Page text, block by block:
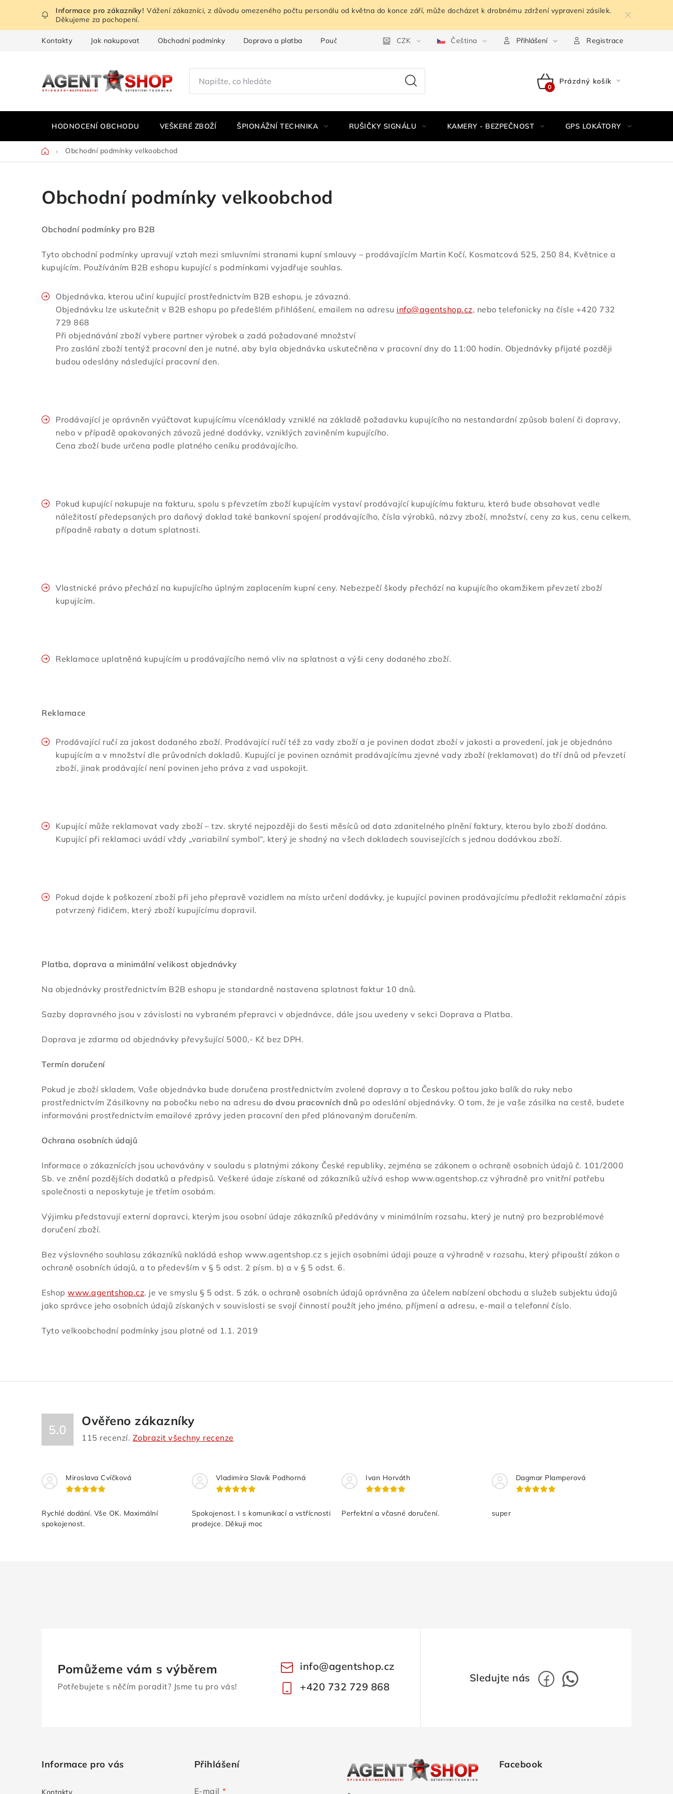
obsah
Vážení zákazníci, z důvodu omezeného počtu personálu od května do konce září, může docházet k drobnému zdržení vypraveni zásilek.
Děkujeme za pochopení.
Kontakty Jak nakupovat Obchodní podmínky Doprava a platba Poučení o odstoupení od smlouvy Podmínky ochrany osobních údajů Odstoupení od kupní
CZK Čeština Přihlášení Registrace
NÁKUPNÍ
Prázdný košík
HODNOCENÍ OBCHODU VEŠKERÉ ZBOŽÍ ŠPIONÁŽNÍ TECHNIKA RUŠIČKY SIGNÁLU KAMERY - BEZPEČNOST GPS LOKÁTORY
DomůObchodní podmínky velkoobchod
Obchodní podmínky velkoobchod
Obchodní podmínky pro B2B
Tyto obchodní podmínky upravují vztah mezi smluvními stranami kupní smlouvy – prodávajícím Martin Kočí, Kosmatcová 525, 250 84, Květnice a
kupujícím. Používáním B2B eshopu kupující s podmínkami vyjadřuje souhlas.
Objednávka, kterou učiní kupující prostřednictvím B2B eshopu, je závazná.
Objednávku lze uskutečnit v B2B eshopu po předešlém přihlášení, emailem na adresu info@agentshop.cz, nebo telefonicky na čísle +420 732
729 868
Při objednávání zboží vybere partner výrobek a zadá požadované množství
Pro zaslání zboží tentýž pracovní den je nutné, aby byla objednávka uskutečněna v pracovní dny do 11:00 hodin. Objednávky přijaté později
budou odeslány následující pracovní den.
Prodávající je oprávněn vyúčtovat kupujícímu vícenáklady vzniklé na základě požadavku kupujícího na nestandardní způsob balení či dopravy,
nebo v případě opakovaných závozů jedné dodávky, vzniklých zaviněním kupujícího.
Cena zboží bude určena podle platného ceníku prodávajícího.
Pokud kupující nakupuje na fakturu, spolu s převzetím zboží kupujícím vystaví prodávající kupujícímu fakturu, která bude obsahovat vedle
náležitostí předepsaných pro daňový doklad také bankovní spojení prodávajícího, čísla výrobků, názvy zboží, množství, ceny za kus, cenu celkem,
případně rabaty a datum splatnosti.
Vlastnické právo přechází na kupujícího úplným zaplacením kupní ceny. Nebezpečí škody přechází na kupujícího okamžikem převzetí zboží
kupujícím.
Reklamace uplatněná kupujícím u prodávajícího nemá vliv na splatnost a výši ceny dodaného zboží.
Reklamace
Prodávající ručí za jakost dodaného zboží. Prodávající ručí též za vady zboží a je povinen dodat zboží v jakosti a provedení, jak je objednáno
kupujícím a v množství dle průvodních dokladů. Kupující je povinen oznámit prodávajícímu zjevné vady zboží (reklamovat) do tří dnů od převzetí
zboží, jinak prodávající není povinen jeho práva z vad uspokojit.
Kupující může reklamovat vady zboží – tzv. skryté nejpozději do šesti měsíců od data zdanitelného plnění faktury, kterou bylo zboží dodáno.
Kupující při reklamaci uvádí vždy „variabilní symbol“, který je shodný na všech dokladech souvisejících s jednou dodávkou zboží.
Pokud dojde k poškození zboží při jeho přepravě vozidlem na místo určení dodávky, je kupující povinen prodávajícímu předložit reklamační zápis
potvrzený řidičem, který zboží kupujícímu dopravil.
Platba, doprava a minimální velikost objednávky
Na objednávky prostřednictvím B2B eshopu je standardně nastavena splatnost faktur 10 dnů.
Sazby dopravného jsou v závislosti na vybraném přepravci v objednávce, dále jsou uvedeny v sekci Doprava a Platba.
Doprava je zdarma od objednávky převyšující 5000,- Kč bez DPH.
Termín doručení
Pokud je zboží skladem, Vaše objednávka bude doručena prostřednictvím zvolené dopravy a to Českou poštou jako balík do ruky nebo
prostřednictvím Zásilkovny na pobočku nebo na adresu do dvou pracovních dnů po odeslání objednávky. O tom, že je vaše zásilka na cestě, budete
informováni prostřednictvím emailové zprávy jeden pracovní den před plánovaným doručením.
Ochrana osobních údajů
Informace o zákaznících jsou uchovávány v souladu s platnými zákony České republiky, zejména se zákonem o ochraně osobních údajů č. 101/2000
Sb. ve znění pozdějších dodatků a předpisů. Veškeré údaje získané od zákazníků užívá eshop www.agentshop.cz výhradně pro vnitřní potřebu
společnosti a neposkytuje je třetím osobám.
Výjimku představují externí dopravci, kterým jsou osobní údaje zákazníků předávány v minimálním rozsahu, který je nutný pro bezproblémové
doručení zboží.
Bez výslovného souhlasu zákazníků nakládá eshop www.agentshop.cz s jejich osobními údaji pouze a výhradně v rozsahu, který připouští zákon o
ochraně osobních údajů, a to především v § 5 odst. 2 písm. b) a v § 5 odst. 6.
Eshop www.agentshop.cz. je ve smyslu § 5 odst. 5 zák. o ochraně osobních údajů oprávněna za účelem nabízení obchodu a služeb subjektu údajů
jako správce jeho osobních údajů získaných v souvislosti se svojí činností použít jeho jméno, příjmení a adresu, e-mail a telefonní číslo.
Tyto velkoobchodní podmínky jsou platné od 1.1. 2019
5.0
Ověřeno zákazníky
115 recenzí. Zobrazit všechny recenze
Miroslava Cvíčková
Rychlé dodání. Vše OK. Maximální
spokojenost.
Vladimíra Slavík Podhorná
Spokojenost. I s komunikací a vstřícnosti
prodejce. Děkuji moc
Ivan Horváth
Perfektní a včasné doručení.
Dagmar Plamperová
super
Pomůžeme vám s výběrem
Potřebujete s něčím poradit? Jsme tu pro vás!
info@agentshop.cz
+420 732 729 868
Informace pro vás
Kontakty
Přihlášení
E-mail
Facebook